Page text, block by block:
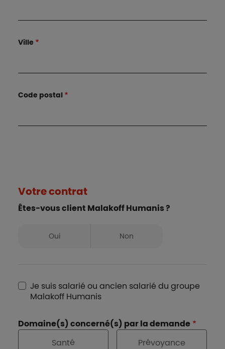
Ville
Code postal
Votre contrat
Êtes-vous client Malakoff Humanis ?
Oui Non
Je suis salarié ou ancien salarié du groupe
Malakoff Humanis
Domaine(s) concerné(s) par la demande
Santé
Prévoyance